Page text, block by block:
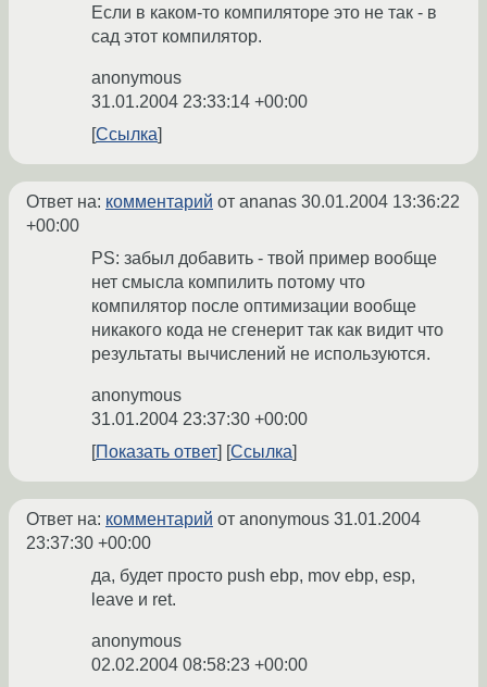
Если в каком-то компиляторе это не так - в
сад этот компилятор.
anonymous
31.01.2004 23:33:14 +00:00
Ссылка
Ответ на: комментарий от ananas 30.01.2004 13:36:22
+00:00
PS: забыл добавить - твой пример вообще
нет смысла компилить потому что
компилятор после оптимизации вообще
никакого кода не сгенерит так как видит что
результаты вычислений не используются.
anonymous
31.01.2004 23:37:30 +00:00
Показать ответ
Ссылка
Ответ на: комментарий от anonymous 31.01.2004
23:37:30 +00:00
да, будет просто push ebp, mov ebp, esp,
leave и ret.
anonymous
02.02.2004 08:58:23 +00:00